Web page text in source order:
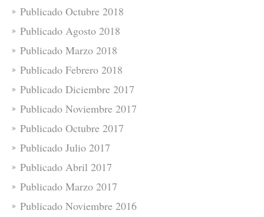
Publicado Octubre 2018
Publicado Agosto 2018
Publicado Marzo 2018
Publicado Febrero 2018
Publicado Diciembre 2017
Publicado Noviembre 2017
Publicado Octubre 2017
Publicado Julio 2017
Publicado Abril 2017
Publicado Marzo 2017
Publicado Noviembre 2016